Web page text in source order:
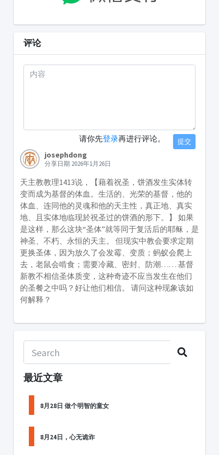
评论
请你先登录再进行评论。 提交
josephdong
分享日期 2026年1月26日
天主教教理1413说，【藉着祝圣，饼酒发生实体转
变而成为基督的体血。生活的、光荣的基督，他的
体血、连同他的灵魂和他的天主性，真正地、真实
地、且实体地临现於祝圣过的饼酒的形下。】 如果
是这样，那么这块“圣体”就等同于复活后的耶稣，是
神圣、不朽、永恒的天主。 但现实中教会要求定期
更换圣体，因为放久了会发霉、变质；蚂蚁会爬上
去，老鼠会啃食；需要冷藏、密封、防潮…… 基督
新教不相信圣体质变，这种奇迹不应当发生在他们
的圣餐之中吗？好让他们相信。 请问这种现象该如
何解释？
最近文章
8月28日 做个明智的童女
8月24日，心无诡诈